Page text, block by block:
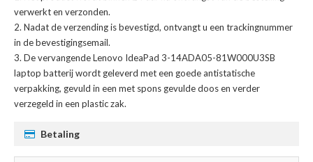
verwerkt en verzonden.
Nadat de verzending is bevestigd, ontvangt u een trackingnummer
in de bevestigingsemail.
Devervangende Lenovo IdeaPad 3-14ADA05-81W000U3SB
laptop batterijwordt geleverd met een goede antistatische
verpakking, gevuld in een met spons gevulde doos en verder
verzegeld in een plastic zak.
Betaling